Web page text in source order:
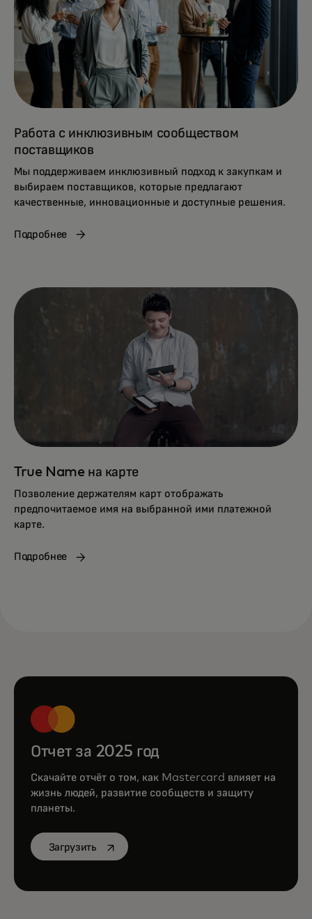
Работа с инклюзивным сообществом
поставщиков
Мы поддерживаем инклюзивный подход к закупкам и
выбираем поставщиков, которые предлагают
качественные, инновационные и доступные решения.
Подробнее
True Name на карте
Позволение держателям карт отображать
предпочитаемое имя на выбранной ими платежной
карте.
Подробнее
Отчет за 2025 год
Скачайте отчёт о том, как Mastercard влияет на
жизнь людей, развитие сообществ и защиту
планеты.
Загрузитьopens in a new tab